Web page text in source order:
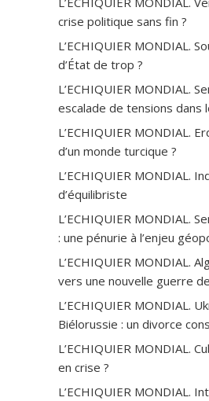
crise politique sans fin ?
L’ECHIQUIER MONDIAL.
d’État de trop ?
L’ECHIQUIER MONDIAL.
escalade de tensions dans
L’ECHIQUIER MONDIAL.
d’un monde turcique ?
L’ECHIQUIER MONDIAL.
d’équilibriste
L’ECHIQUIER MONDIAL.
: une pénurie à l’enjeu
L’ECHIQUIER MONDIAL.
vers une nouvelle guerre
L’ECHIQUIER MONDIAL.
Biélorussie : un divorce
L’ECHIQUIER MONDIAL.
en crise ?
L’ECHIQUIER MONDIAL.